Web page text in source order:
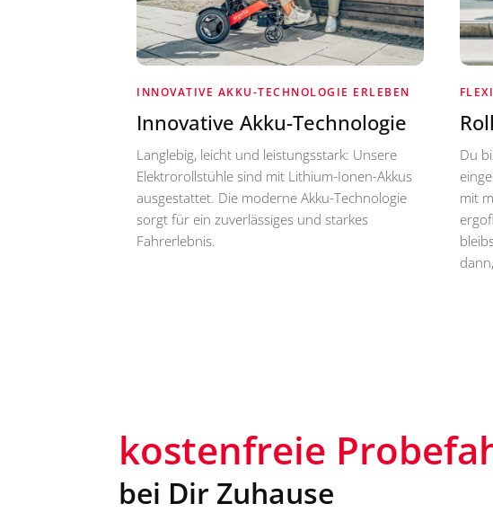
INNOVATIVE AKKU-TECHNOLOGIE ERLEBEN
Innovative Akku-Technologie
Langlebig, leicht und leistungsstark: Unsere
Elektrorollstühle sind mit Lithium-Ionen-Akkus
ausgestattet. Die moderne Akku-Technologie
sorgt für ein zuverlässiges und starkes
Fahrerlebnis.
Du
mit
kostenfreie
bei Dir Zuhause